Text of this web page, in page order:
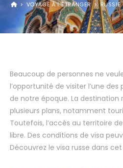
> VOYAGE À L'ÉTRANGER > RUSSIE
Beaucoup de personnes ne
l’opportunité de visiter l’une
de notre époque. La destination
plusieurs plans, notamment
Toutefois, l’accès au territoire
libre. Des conditions de visa
Découvrez le visa russe dans